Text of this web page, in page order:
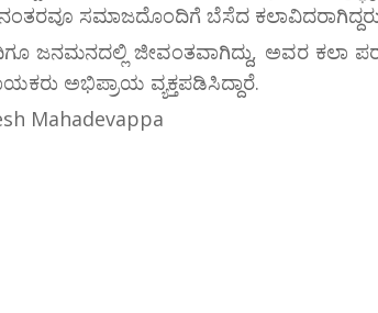
ಸಮಾಜದೊಂದಿಗೆ ಬೆಸೆದ ಕಲಾವಿದರಾಗಿದ್ದರು”
ಜನಮನದಲ್ಲಿ ಜೀವಂತವಾಗಿದ್ದು, ಅವರ ಕಲಾ
ಅಭಿಪ್ರಾಯ ವ್ಯಕ್ತಪಡಿಸಿದ್ದಾರೆ.
Mahadevappa